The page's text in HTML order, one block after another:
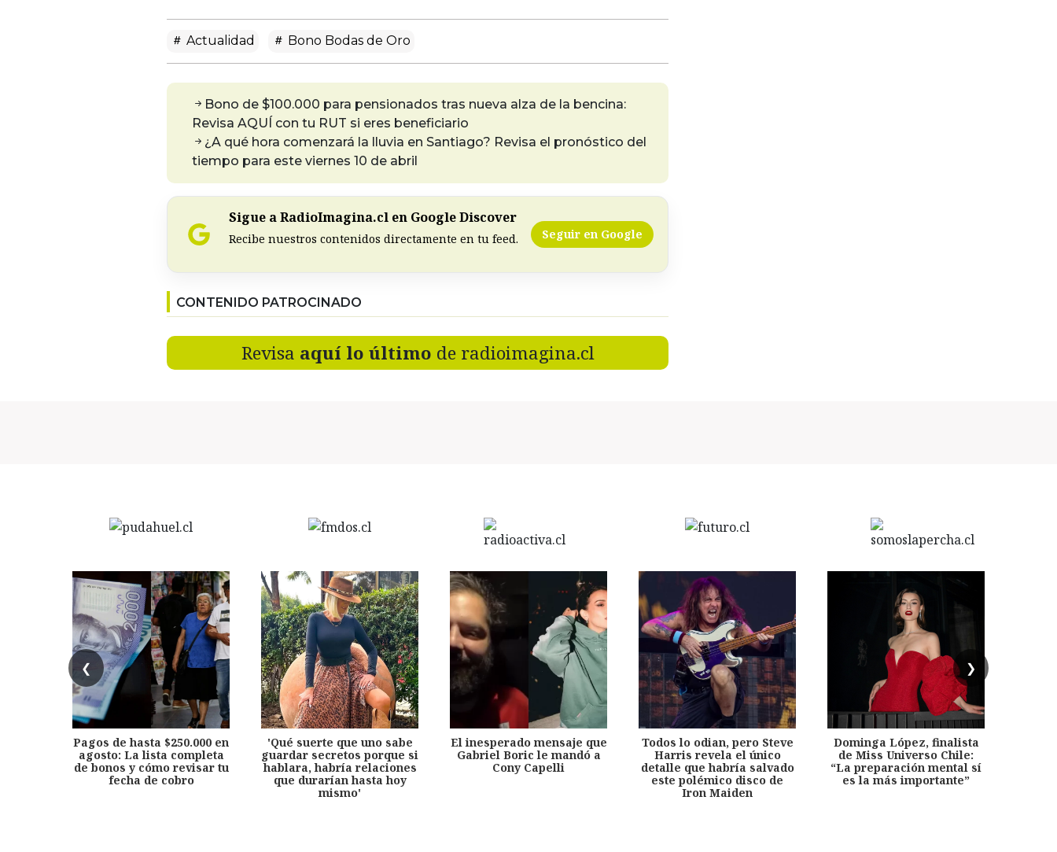
Actualidad Bono Bodas de Oro
Bono de $100.000 para pensionados tras nueva alza de la bencina:
Revisa AQUÍ con tu RUT si eres beneficiario
¿A qué hora comenzará la lluvia en Santiago? Revisa el pronóstico del
tiempo para este viernes 10 de abril
Sigue a RadioImagina.cl en Google Discover
Recibe nuestros contenidos directamente en tu feed. Seguir en Google
CONTENIDO PATROCINADO
Revisa aquí lo último de radioimagina.cl
❮ ❯
Pagos de hasta $250.000 en
agosto: La lista completa
de bonos y cómo revisar tu
fecha de cobro
'Qué suerte que uno sabe
guardar secretos porque si
hablara, habría relaciones
que durarían hasta hoy
mismo'
El inesperado mensaje que
Gabriel Boric le mandó a
Cony Capelli
Todos lo odian, pero Steve
Harris revela el único
detalle que habría salvado
este polémico disco de
Iron Maiden
Dominga López, finalista
de Miss Universo Chile:
“La preparación mental sí
es la más importante”